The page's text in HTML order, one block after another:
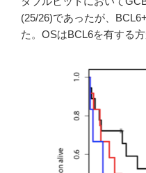
(25/26)であったが、
た。OSはBCL6を有する方